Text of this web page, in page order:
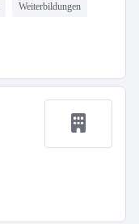
Weiterbildungen